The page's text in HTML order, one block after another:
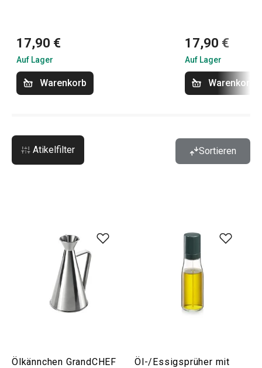
17,90 €
Auf Lager
Warenkorb
17,90 €
Auf Lager
Warenkorb
Atikelfilter Sortieren
Ölkännchen GrandCHEF
Öl-/Essigsprüher mit